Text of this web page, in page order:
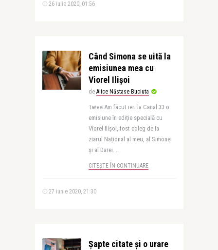
26 iulie 2020, 01:56
Când Simona se uită la
emisiunea mea cu
Viorel Ilișoi
de Alice Năstase Buciuta
TweetAm făcut ieri la Canal 33 o
emisiune în ediție specială cu
Viorel Ilișoi, fost coleg de la
ziarul Național al meu, al Simonei
și al Darei. ..
CITEȘTE ÎN CONTINUARE
27 iunie 2020, 21:30
Șapte citate și o urare